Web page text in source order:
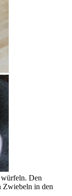
würfeln. Den
Zwiebeln in den